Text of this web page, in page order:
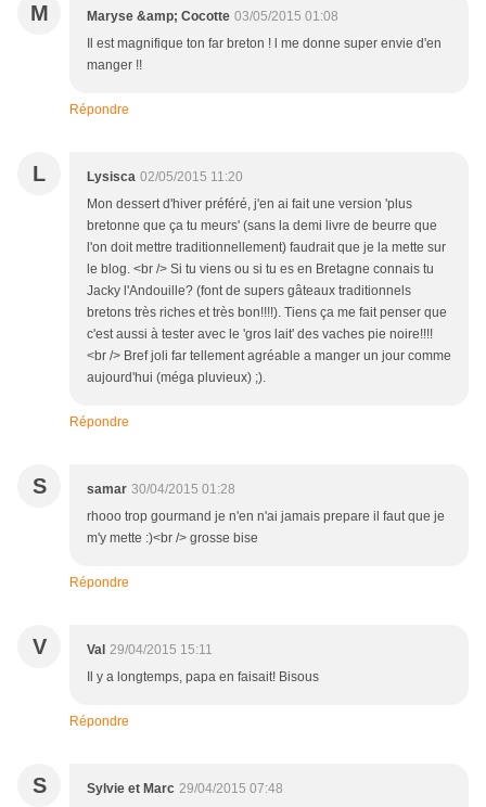
M Maryse &amp; Cocotte 03/05/2015 01:08
Il est magnifique ton far breton ! l me donne super envie d'en
manger !!
Répondre
L Lysisca 02/05/2015 11:20
Mon dessert d'hiver préféré, j'en ai fait une version 'plus
bretonne que ça tu meurs' (sans la demi livre de beurre que
l'on doit mettre traditionnellement) faudrait que je la mette sur
le blog. <br /> Si tu viens ou si tu es en Bretagne connais tu
Jacky l'Andouille? (font de supers gâteaux traditionnels
bretons très riches et très bon!!!!). Tiens ça me fait penser que
c'est aussi à tester avec le 'gros lait' des vaches pie noire!!!!
<br /> Bref joli far tellement agréable a manger un jour comme
aujourd'hui (méga pluvieux) ;).
Répondre
S samar 30/04/2015 01:28
rhooo trop gourmand je n'en n'ai jamais prepare il faut que je
m'y mette :)<br /> grosse bise
Répondre
V Val 29/04/2015 15:11
Il y a longtemps, papa en faisait! Bisous
Répondre
S Sylvie et Marc 29/04/2015 07:48